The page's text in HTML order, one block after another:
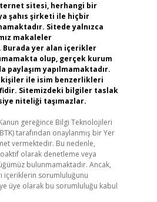
sitesi, herhangi bir
şahıs şirketi ile hiçbir
Sitede yalnızca
makaleler
Burada yer alan içerikler
olup, gerçek kurum
paylaşım yapılmamaktadır.
kişiler ile isim benzerlikleri
Sitemizdeki bilgiler taslak
niteliği taşımazlar.
Kanun gereğince Bilgi Teknolojileri
tarafından onaylanmış bir Yer
vermektedir. Bu nedenle,
olarak denetleme veya
bulunmamaktadır. Ancak,
içeriklerin sorumluluğunu
üye olarak bu sorumluluğu kabul